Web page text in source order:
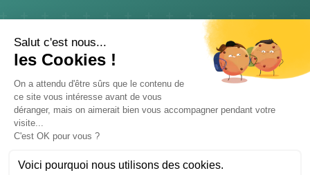
CerfApp
DonateursMentions légalesConfidentialité
Support